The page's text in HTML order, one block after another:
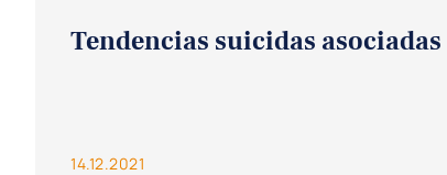
Tendencias suicidas
14.12.2021